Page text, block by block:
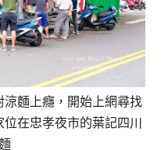
麵上癮，開始上網尋找
在忠孝夜市的葉記四川